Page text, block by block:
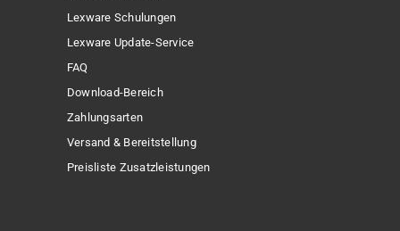
Lexware Schulungen
Lexware Update-Service
FAQ
Download-Bereich
Zahlungsarten
Versand & Bereitstellung
Preisliste Zusatzleistungen